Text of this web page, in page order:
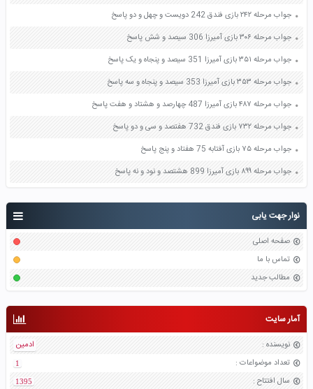
نوار جهت یابی
صفحه اصلی
تماس با ما
مطالب جدید
آمار سایت
نویسنده :
ادمین
تعداد موضواعات :
1
سال افتتاح :
1395
جواب مرحله ۲۴۲ بازی فندق 242 دویست و چهل و دو پاسخ
جواب مرحله ۳۰۶ بازی آمیرزا 306 سیصد و شش پاسخ
جواب مرحله ۳۵۱ بازی آمیرزا 351 سیصد و پنجاه و یک پاسخ
جواب مرحله ۳۵۳ بازی آمیرزا 353 سیصد و پنجاه و سه پاسخ
جواب مرحله ۴۸۷ بازی آمیرزا 487 چهارصد و هشتاد و هفت پاسخ
جواب مرحله ۷۳۲ بازی فندق 732 هفتصد و سی و دو پاسخ
جواب مرحله ۷۵ بازی آفتابه 75 هفتاد و پنج پاسخ
جواب مرحله ۸۹۹ بازی آمیرزا 899 هشتصد و نود و نه پاسخ